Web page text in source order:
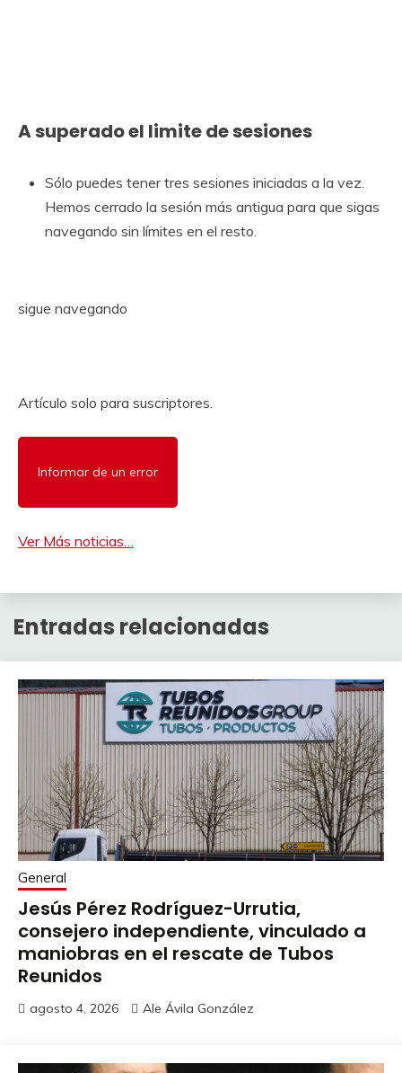
A superado el limite de sesiones
Sólo puedes tener tres sesiones iniciadas a la vez.
Hemos cerrado la sesión más antigua para que sigas
navegando sin límites en el resto.
sigue navegando
Artículo solo para suscriptores.
Informar de un error
Ver Más noticias…
Entradas relacionadas
General
Jesús Pérez Rodríguez-Urrutia,
consejero independiente, vinculado a
maniobras en el rescate de Tubos
Reunidos
agosto 4, 2026 Ale Ávila González